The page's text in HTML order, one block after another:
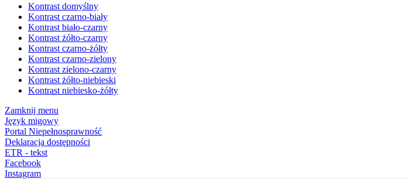
Kontrast domyślny
Kontrast czarno-biały
Kontrast biało-czarny
Kontrast żółto-czarny
Kontrast czarno-żółty
Kontrast czarno-zielony
Kontrast zielono-czarny
Kontrast żółto-niebieski
Kontrast niebiesko-żółty
Zamknij menu
Język migowy
Portal Niepełnosprawność
Deklaracja dostępności
ETR - tekst
Facebook
Instagram